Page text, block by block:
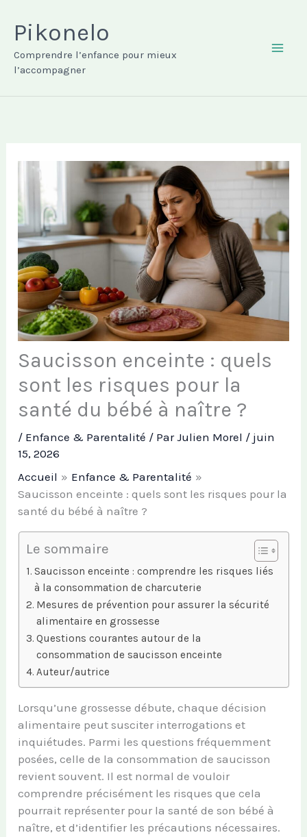
contenu
Pikonelo
Comprendre l’enfance pour mieux
l’accompagner
Saucisson enceinte : quels
sont les risques pour la
santé du bébé à naître ?
/ Enfance & Parentalité / ParJulien Morel / juin
15, 2026
Accueil
Enfance & Parentalité
Saucisson enceinte : quels sont les risques pour la
santé du bébé à naître ?
Le sommaire
Saucisson enceinte : comprendre les risques liés
à la consommation de charcuterie
Mesures de prévention pour assurer la sécurité
alimentaire en grossesse
Questions courantes autour de la
consommation de saucisson enceinte
Auteur/autrice
Lorsqu’une grossesse débute, chaque décision
alimentaire peut susciter interrogations et
inquiétudes. Parmi les questions fréquemment
posées, celle de la consommation de saucisson
revient souvent. Il est normal de vouloir
comprendre précisément les risques que cela
pourrait représenter pour la santé de son bébé à
naître, et d’identifier les précautions nécessaires.